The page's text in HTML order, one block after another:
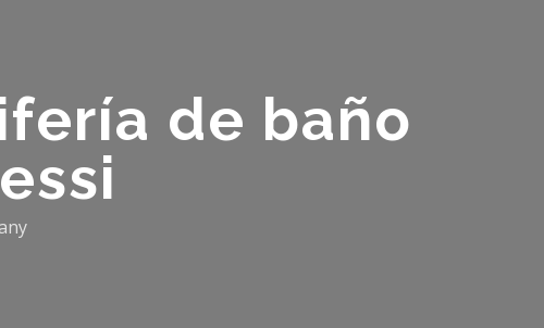
de baño